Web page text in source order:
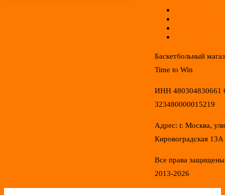
Баскетбольный
Time to Win
ИНН 480304830661
323480000015219
Адрес: г. Москва,
Кировоградская 13А
Все права
2013-2026